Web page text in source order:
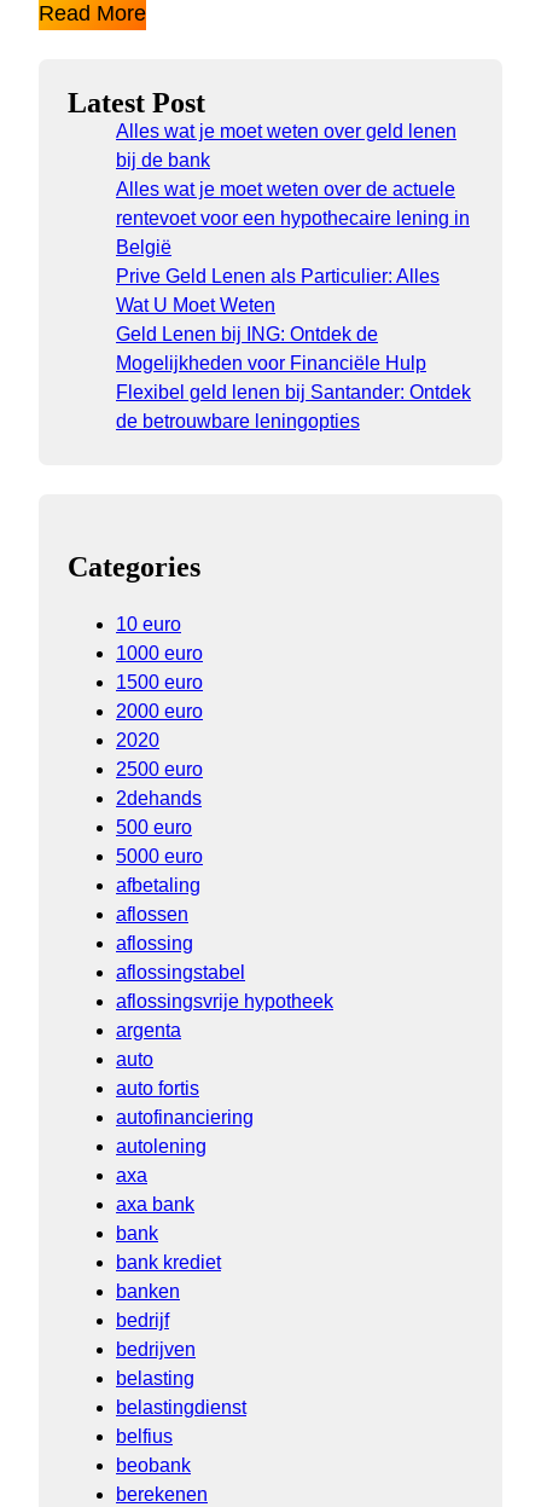
Read More
Latest Post
Alles wat je moet weten over geld lenen
bij de bank
Alles wat je moet weten over de actuele
rentevoet voor een hypothecaire lening in
België
Prive Geld Lenen als Particulier: Alles
Wat U Moet Weten
Geld Lenen bij ING: Ontdek de
Mogelijkheden voor Financiële Hulp
Flexibel geld lenen bij Santander: Ontdek
de betrouwbare leningopties
Categories
10 euro
1000 euro
1500 euro
2000 euro
2020
2500 euro
2dehands
500 euro
5000 euro
afbetaling
aflossen
aflossing
aflossingstabel
aflossingsvrije hypotheek
argenta
auto
auto fortis
autofinanciering
autolening
axa
axa bank
bank
bank krediet
banken
bedrijf
bedrijven
belasting
belastingdienst
belfius
beobank
berekenen